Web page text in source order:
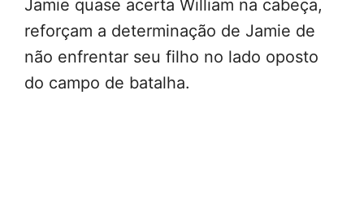
Jamie quase acerta William na cabeça,
reforçam a determinação de Jamie de
não enfrentar seu filho no lado oposto
do campo de batalha.